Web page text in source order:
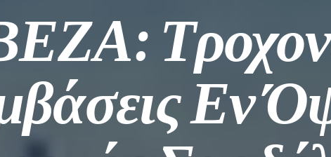
Εν